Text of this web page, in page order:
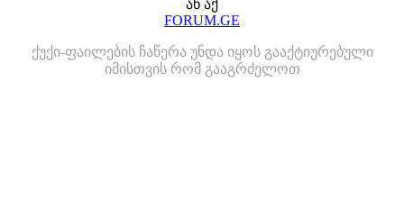
ან აქ
FORUM.GE
ქუქი-ფაილების ჩაწერა უნდა იყოს გააქტიურებული
იმისთვის რომ გააგრძელოთ